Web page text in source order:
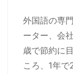
外国語の専
ーター、会
歳で節約に
ころ、1年